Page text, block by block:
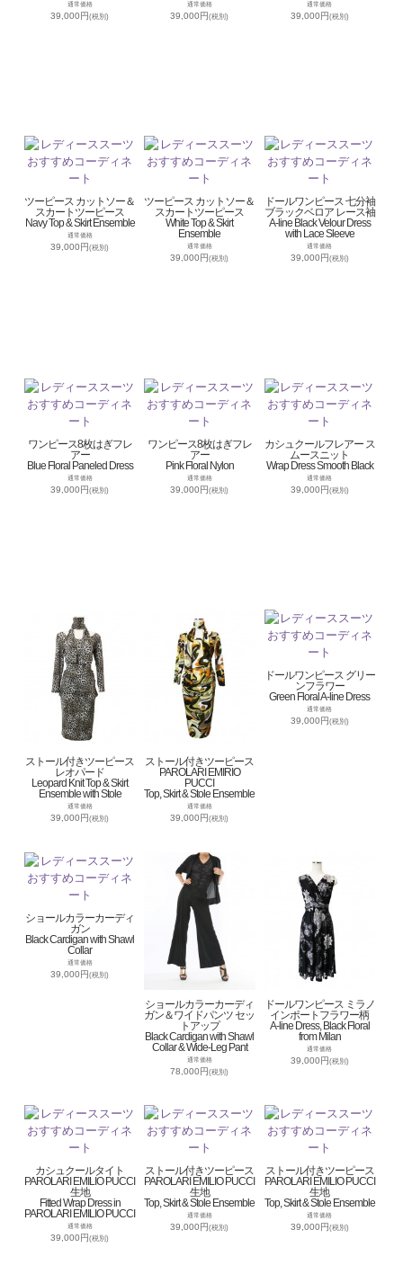
通常価格
39,000円(税別)
通常価格
39,000円(税別)
通常価格
39,000円(税別)
ツーピース カットソー＆
スカートツーピース
Navy Top & Skirt Ensemble
通常価格
39,000円(税別)
ツーピース カットソー＆
スカートツーピース
White Top & Skirt
Ensemble
通常価格
39,000円(税別)
ドールワンピース 七分袖
ブラックベロア レース袖
A-line Black Velour Dress
with Lace Sleeve
通常価格
39,000円(税別)
ワンピース8枚はぎフレ
アー
Blue Floral Paneled Dress
通常価格
39,000円(税別)
ワンピース8枚はぎフレ
アー
Pink Floral Nylon
通常価格
39,000円(税別)
カシュクールフレアー ス
ムースニット
Wrap Dress Smooth Black
通常価格
39,000円(税別)
ストール付きツーピース
レオパード
Leopard Knit Top & Skirt
Ensemble with Stole
通常価格
39,000円(税別)
ストール付きツーピース
PAROLARI EMIRIO
PUCCI
Top, Skirt & Stole Ensemble
通常価格
39,000円(税別)
ドールワンピース グリー
ンフラワー
Green Floral A-line Dress
通常価格
39,000円(税別)
ショールカラーカーディ
ガン
Black Cardigan with Shawl
Collar
通常価格
39,000円(税別)
ショールカラーカーディ
ガン＆ワイドパンツ セッ
トアップ
Black Cardigan with Shawl
Collar & Wide-Leg Pant
通常価格
78,000円(税別)
ドールワンピース ミラノ
インポートフラワー柄
A-line Dress, Black Floral
from Milan
通常価格
39,000円 (税別)
カシュクールタイト
PAROLARI EMILIO PUCCI
生地
Fitted Wrap Dress in
PAROLARI EMILIO PUCCI
通常価格
39,000円(税別)
ストール付きツーピース
PAROLARI EMILIO PUCCI
生地
Top, Skirt & Stole Ensemble
通常価格
39,000円(税別)
ストール付きツーピース
PAROLARI EMILIO PUCCI
生地
Top, Skirt & Stole Ensemble
通常価格
39,000円 (税別)